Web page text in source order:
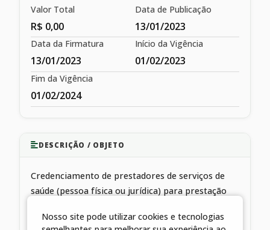
Valor Total
R$ 0,00
Data de Publicação
13/01/2023
Data da Firmatura
13/01/2023
Início da Vigência
01/02/2023
Fim da Vigência
01/02/2024
DESCRIÇÃO / OBJETO
Credenciamento de prestadores de serviços de
saúde (pessoa física ou jurídica) para prestação
população
Nosso site pode utilizar cookies e tecnologias